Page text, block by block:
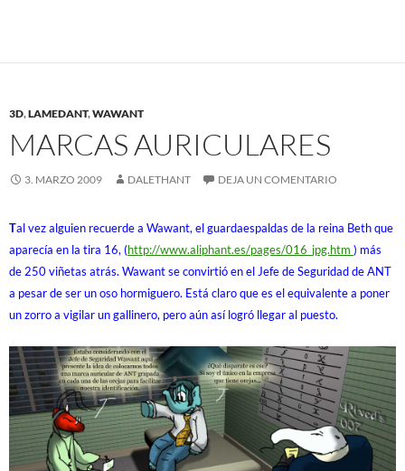
3D,LAMEDANT,WAWANT
MARCAS AURICULARES
3. MARZO 2009 DALETHANT DEJA UN COMENTARIO
Tal vez alguien recuerde a Wawant, el guardaespaldas de la reina Beth que
aparecía en la tira 16, (http://www.aliphant.es/pages/016_jpg.htm ) más
de 250 viñetas atrás. Wawant se convirtió en el Jefe de Seguridad de ANT
a pesar de ser un oso hormiguero. Está claro que es el equivalente a poner
un zorro a vigilar un gallinero, pero aún así logró llegar al puesto.